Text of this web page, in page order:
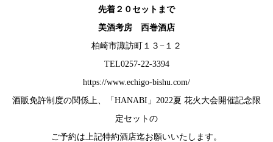
先着２０セットまで
美酒考房 西巻酒店
柏崎市諏訪町１３−１２
TEL0257-22-3394
https://www.echigo-bishu.com/
酒販免許制度の関係上、「HANABI」2022夏 花火大会開催記念限
定セットの
ご予約は上記特約酒店迄お願いいたします。